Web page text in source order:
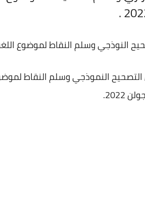
النوذجي وسلم النقاط لموضوع اللغة
النموذجي وسلم النقاط